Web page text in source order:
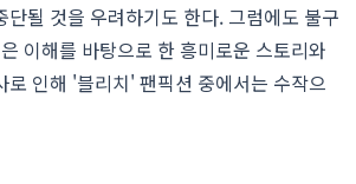
단될 것을 우려하기도 한다. 그럼에도 불구
이해를 바탕으로 한 흥미로운 스토리와
로 인해 '블리치' 팬픽션 중에서는 수작으